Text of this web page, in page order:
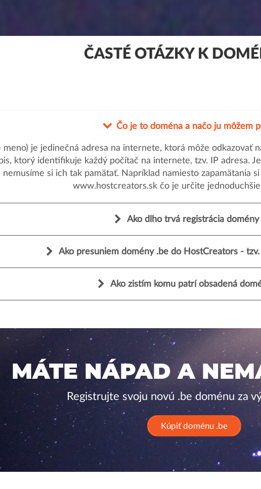
ČASTÉ OTÁZKY K
Čo je to doména a načo ju môžem
meno) je jedinečná adresa na internete, ktorá môže odkazovať
ktorý identifikuje každý počítač na internete, tzv. IP adresa.
si ich tak pamätať. Napríklad namiesto zapamätania
www.hostcreators.sk čo je určite
Ako dlho trvá registrácia domény
Ako presuniem domény .be do HostCreators -
Ako zistím komu patrí obsadená
MÁTE NÁPAD A
Registrujte svoju novú .be doménu za
Kúpiť doménu .be